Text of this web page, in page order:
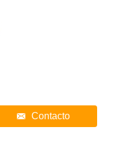
Contacto